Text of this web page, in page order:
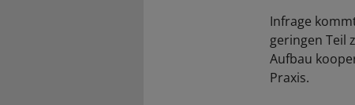
Infrage
geringen Teil
Aufbau
Praxis.